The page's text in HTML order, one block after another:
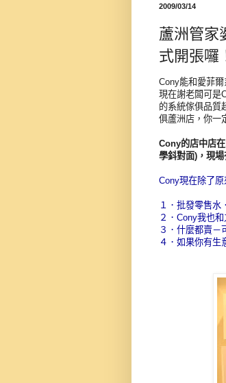
2009/03/14
蘆洲管家
式開張囉
Cony能和愛菲
現在謝老闆可是
的系統傢俱品質
俱蘆洲店，你一
Cony的店中店
學鈄對面)，現
Cony現在除了
１．批發零售水
２．Cony我也
３．什麼都賣－
４．如果你有生